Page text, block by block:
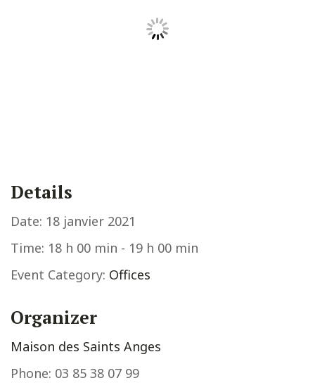
Details
Date: 18 janvier 2021
Time: 18 h 00 min - 19 h 00 min
Event Category: Offices
Organizer
Maison des Saints Anges
Phone: 03 85 38 07 99